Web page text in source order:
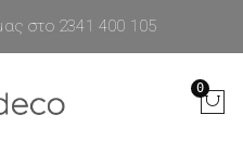
στο 2341 400 105
0